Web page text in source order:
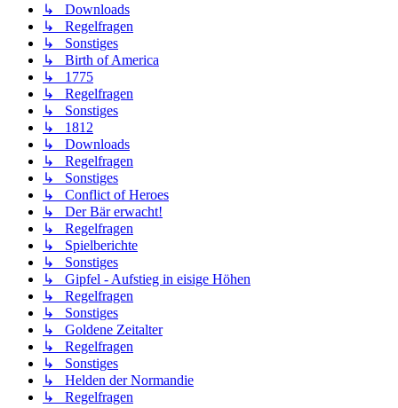
↳ Downloads
↳ Regelfragen
↳ Sonstiges
↳ Birth of America
↳ 1775
↳ Regelfragen
↳ Sonstiges
↳ 1812
↳ Downloads
↳ Regelfragen
↳ Sonstiges
↳ Conflict of Heroes
↳ Der Bär erwacht!
↳ Regelfragen
↳ Spielberichte
↳ Sonstiges
↳ Gipfel - Aufstieg in eisige Höhen
↳ Regelfragen
↳ Sonstiges
↳ Goldene Zeitalter
↳ Regelfragen
↳ Sonstiges
↳ Helden der Normandie
↳ Regelfragen